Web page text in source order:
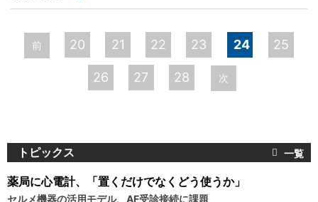
ペ
ー
前 20 21 22 23 24 25
26 27 28 次
トピックス
薬局に心電計、「置くだけでなくどう使うか」
セルメ機器の活用モデル、AF受診接続に課題